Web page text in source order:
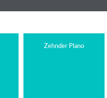
Zehnder Plano